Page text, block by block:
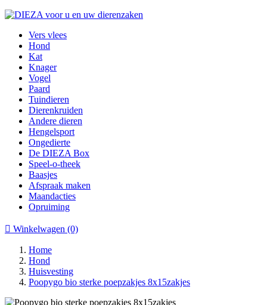
Vers vlees
Hond
Kat
Knager
Vogel
Paard
Tuindieren
Dierenkruiden
Andere dieren
Hengelsport
Ongedierte
De DIEZA Box
Speel-o-theek
Baasjes
Afspraak maken
Maandacties
Opruiming
 Winkelwagen (0)
Home
Hond
Huisvesting
Poopygo bio sterke poepzakjes 8x15zakjes